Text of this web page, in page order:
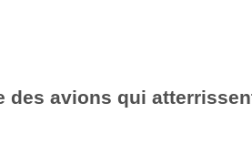
des avions qui